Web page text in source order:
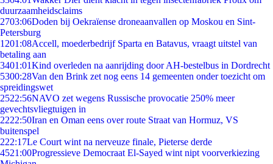
duurzaamheidsclaims
2703:06Doden bij Oekraïense droneaanvallen op Moskou en Sint-
Petersburg
1201:08Accell, moederbedrijf Sparta en Batavus, vraagt uitstel van
betaling aan
3401:01Kind overleden na aanrijding door AH-bestelbus in Dordrecht
5300:28Van den Brink zet nog eens 14 gemeenten onder toezicht om
spreidingswet
2522:56NAVO zet wegens Russische provocatie 250% meer
gevechtsvliegtuigen in
2222:50Iran en Oman eens over route Straat van Hormuz, VS
buitenspel
222:17Le Court wint na nerveuze finale, Pieterse derde
4521:00Progressieve Democraat El-Sayed wint nipt voorverkiezing